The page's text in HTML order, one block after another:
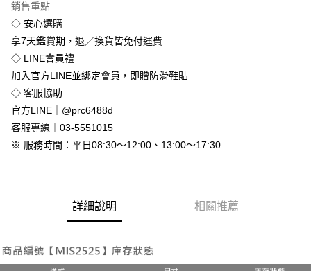
全盈+PAY
運送方式
全家付款取貨
免運費
付款後全家取貨
免運費
7-11付款取貨
銷售重點
◇ 安心選購
享7天鑑賞期，退／換貨皆免付運費
◇ LINE會員禮
加入官方LINE並綁定會員，即贈防滑鞋貼
◇ 客服協助
官方LINE｜@prc6488d
客服專線｜03-5551015
※ 服務時間：平日08:30～12:00、13:00～17:30
詳細說明 相關推薦